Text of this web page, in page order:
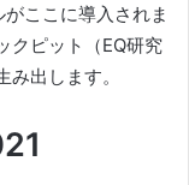
ここに導入されま
クピット（EQ研究
出します。